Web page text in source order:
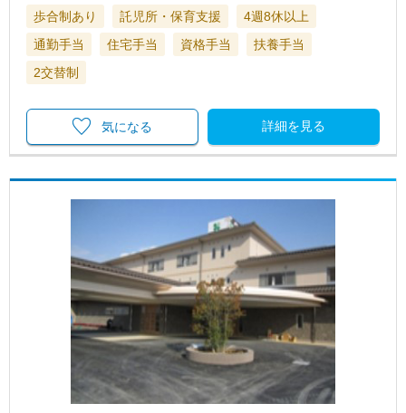
歩合制あり 託児所・保育支援
4週8休以上
通勤手当
住宅手当 資格手当
扶養手当
2交替制
詳細を見る
気になる